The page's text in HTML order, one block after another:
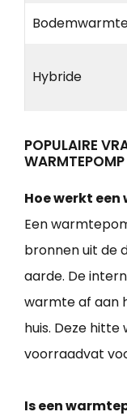
Hybride
POPULAIRE
WARMTEPOMP
Hoe werkt
Een
bronnen uit de
aarde. De
warmte af aan
huis. Deze
voorraadvat
Is een